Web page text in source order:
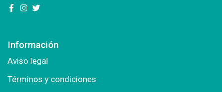
Información
Aviso legal
Términos y condiciones